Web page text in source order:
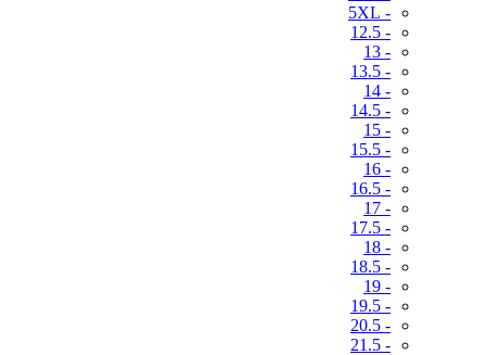
- 5XL
- 12.5
- 13
- 13.5
- 14
- 14.5
- 15
- 15.5
- 16
- 16.5
- 17
- 17.5
- 18
- 18.5
- 19
- 19.5
- 20.5
- 21.5